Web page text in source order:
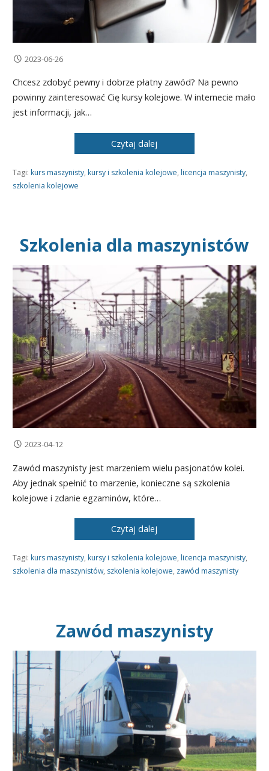
2023-06-26
Chcesz zdobyć pewny i dobrze płatny zawód? Na pewno
powinny zainteresować Cię kursy kolejowe. W internecie mało
jest informacji, jak…
Czytaj dalej
Tagi: kurs maszynisty, kursy i szkolenia kolejowe, licencja maszynisty,
szkolenia kolejowe
Szkolenia dla maszynistów
2023-04-12
Zawód maszynisty jest marzeniem wielu pasjonatów kolei.
Aby jednak spełnić to marzenie, konieczne są szkolenia
kolejowe i zdanie egzaminów, które…
Czytaj dalej
Tagi: kurs maszynisty, kursy i szkolenia kolejowe, licencja maszynisty,
szkolenia dla maszynistów, szkolenia kolejowe, zawód maszynisty
Zawód maszynisty